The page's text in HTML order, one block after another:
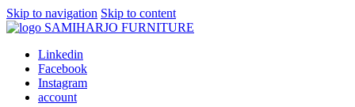
Skip to navigation Skip to content
Linkedin
Facebook
Instagram
account